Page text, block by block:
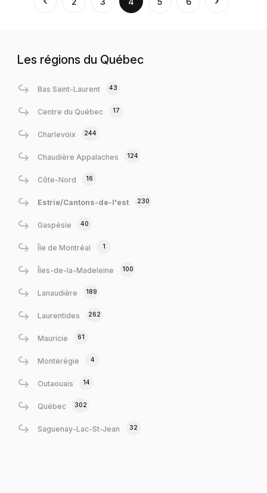
Les régions du Québec
Bas Saint-Laurent 43
Centre du Québec 17
Charlevoix 244
Chaudière Appalaches 124
Côte-Nord 16
Estrie/Cantons-de-l'est 230
Gaspésie 40
Île de Montréal 1
Îles-de-la-Madeleine 100
Lanaudière 189
Laurentides 262
Mauricie 61
Montérégie 4
Outaouais 14
Québec 302
Saguenay-Lac-St-Jean 32